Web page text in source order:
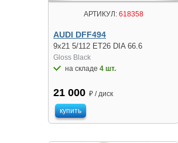
АРТИКУЛ:618358
AUDI DFF494
9x21 5/112 ET26 DIA 66.6
Gloss Black
на складе 4 шт.
21 000 ₽ / диск
купить